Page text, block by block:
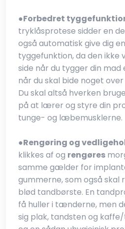
●​Forbedret
tryklåsprotese sidder en
også automatisk give dig
tyggefunktion, da den ikke
side når du tygger din
når du skal bide noget
Du skal altså hverken
på at lærer og styre din
tunge- og læbemusklerne.
●​Rengøring og
klikkes af og rengøres
samme gælder for
gummerne, som også skal
blød tandbørste. En
få huller i tænderne, men
sig plak, tandsten og